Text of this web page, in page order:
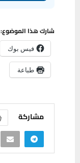
شارك هذا الموضوع:
فيس بوك
طباعة
مشاركة